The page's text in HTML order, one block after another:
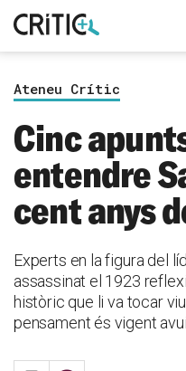
Inicia sessió
Ateneu Crític
Cinc
entendre
cent anys
Experts en la figura del
assassinat el 1923
històric que li va tocar
pensament és vigent avui